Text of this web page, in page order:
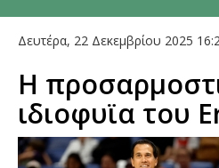
Δευτέρα, 22 Δεκεμβρίου 2025
Η
ιδιοφυϊα του